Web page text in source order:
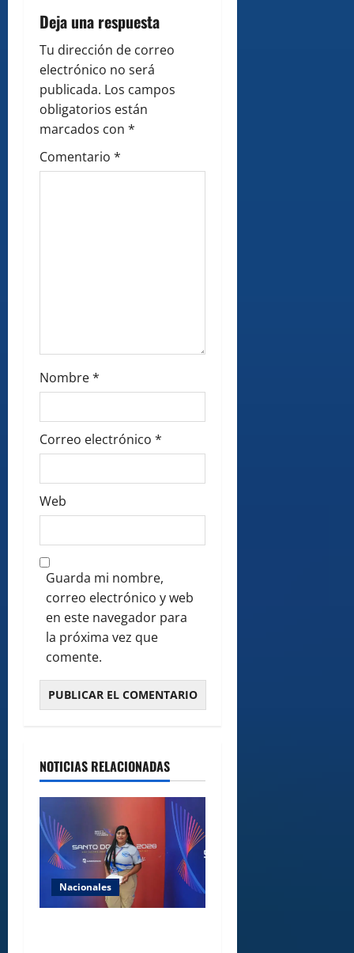
g
a
t
i
o
Deja una respuesta
Tu dirección de correo
electrónico no será
publicada. Los campos
obligatorios están
marcados con *
Comentario *
Nombre*
Correo electrónico *
Web
Guarda mi nombre,
correo electrónico y web
en este navegador para
la próxima vez que
comente.
NOTICIAS RELACIONADAS
Nacionales